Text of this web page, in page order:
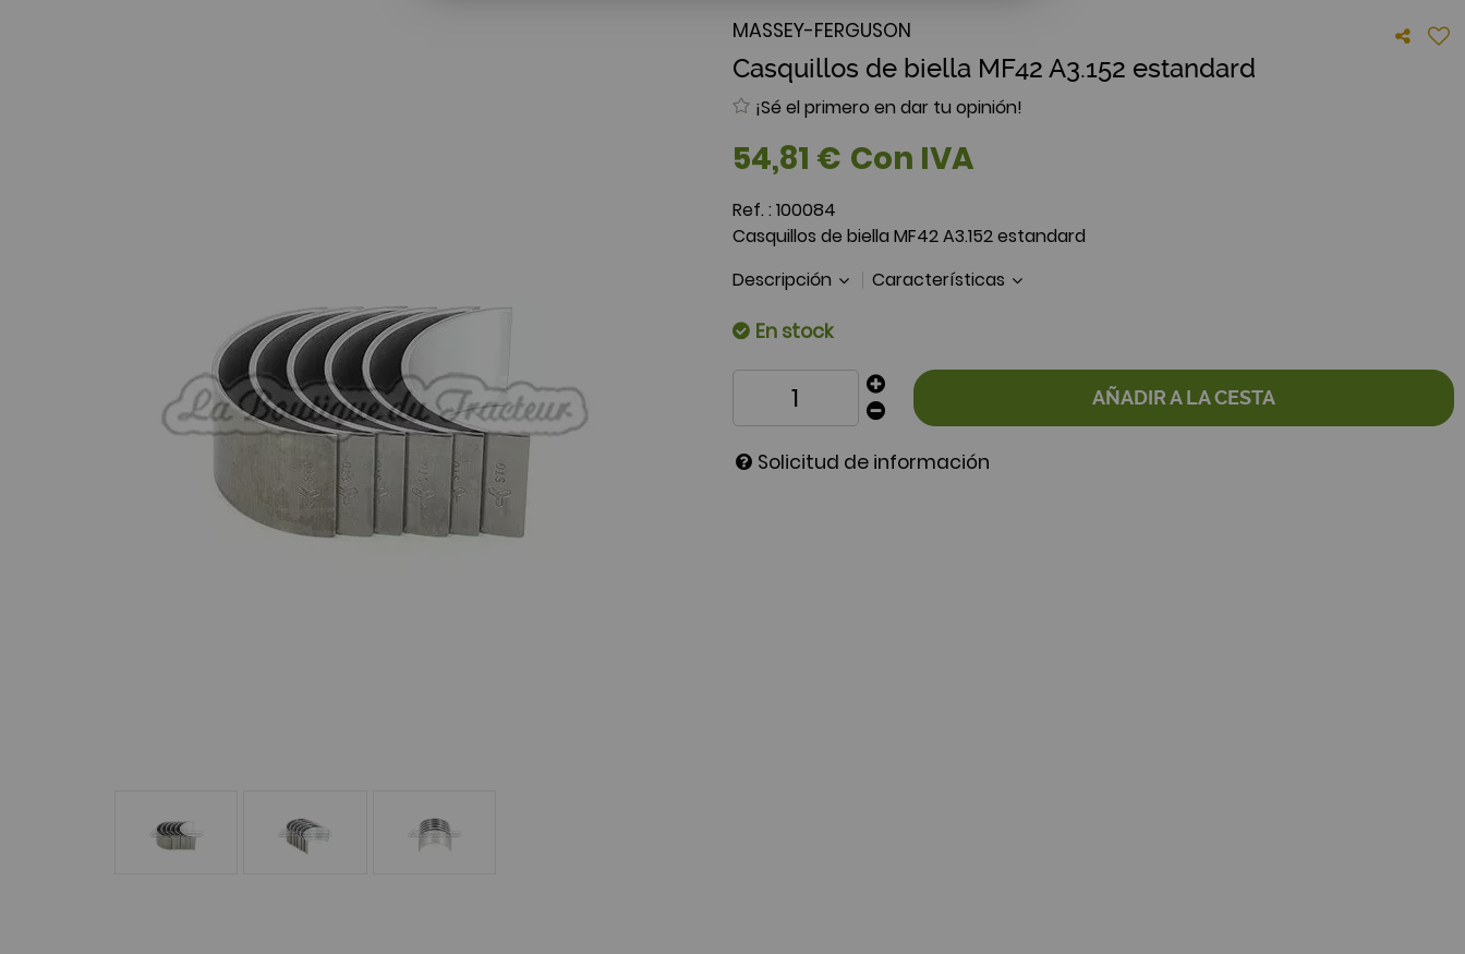
MASSEY-FERGUSON
Casquillos de biella MF42 A3.152 estandard
¡Sé el primero en dar tu opinión!
54,81 € Con IVA
Ref. : 100084
Casquillos de biella MF42 A3.152 estandard
Descripción
Características
En stock
AÑADIR A LA CESTA
Solicitud de información